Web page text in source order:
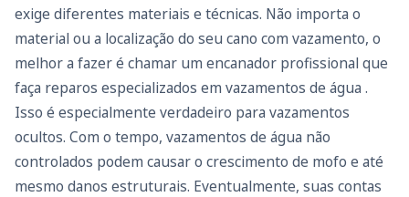
exige diferentes materiais e técnicas. Não importa o
material ou a localização do seu cano com vazamento, o
melhor a fazer é chamar um encanador profissional que
faça reparos especializados em vazamentos de água .
Isso é especialmente verdadeiro para vazamentos
ocultos. Com o tempo, vazamentos de água não
controlados podem causar o crescimento de mofo e até
mesmo danos estruturais. Eventualmente, suas contas